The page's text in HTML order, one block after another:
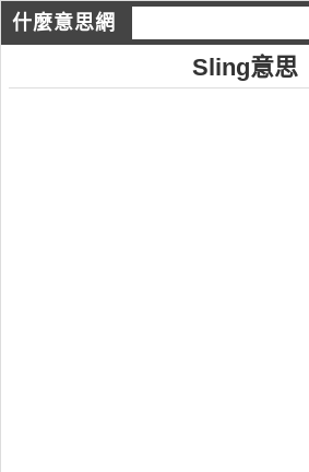
什麼意思網
Sling意思